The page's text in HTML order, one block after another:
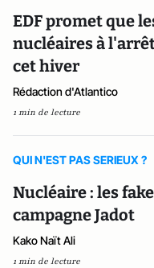
EDF promet que
nucléaires à
cet hiver
Rédaction d'Atlantico
1 min de lecture
QUI N'EST PAS SERIEUX ?
Nucléaire : les
campagne Jadot
Kako Naït Ali
1 min de lecture